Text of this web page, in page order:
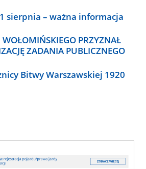
sierpnia – ważna informacja
PRZYZNAŁ
ZADANIA PUBLICZNEGO
Bitwy Warszawskiej 1920